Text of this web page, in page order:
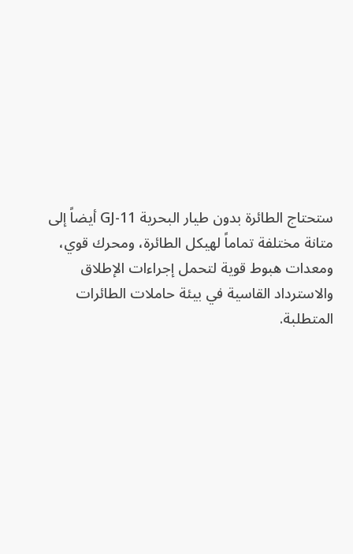
ستحتاج الطائرة بدون طيار البحرية GJ-11 أيضاً إلى
متانة مختلفة تماماً لهيكل الطائرة، ومحرك قوي،
ومعدات هبوط قوية لتحمل إجراءات الإطلاق
والاسترداد القاسية في بيئة حاملات الطائرات
المتطلبة.